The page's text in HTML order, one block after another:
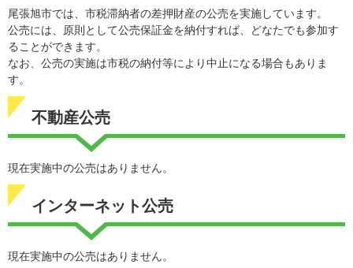
尾張旭市では、市税滞納者の差押財産の公売を実施しています。
公売には、原則として公売保証金を納付すれば、どなたでも参加す
ることができます。
なお、公売の実施は市税の納付等により中止になる場合もありま
す。
不動産公売
現在実施中の公売はありません。
インターネット公売
現在実施中の公売はありません。